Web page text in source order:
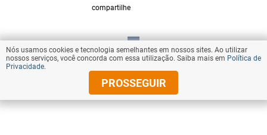
compartilhe
VOLTAR AO TOPO
© Copyright 2025 Diários Associados
Nós usamos cookies e tecnologia semelhantes em nossos sites. Ao utilizar
nossos serviços, você concorda com essa utilização. Saiba mais em Política de
Privacidade.
PROSSEGUIR